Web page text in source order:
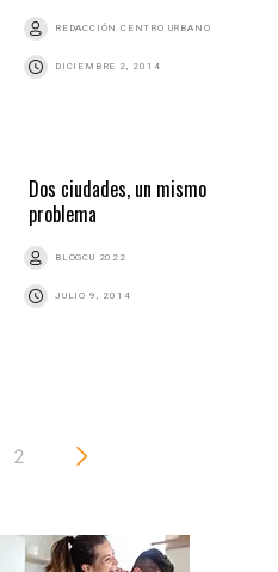
REDACCIÓN CENTRO URBANO
DICIEMBRE 2, 2014
Dos ciudades, un mismo
problema
BLOGCU 2022
JULIO 9, 2014
2